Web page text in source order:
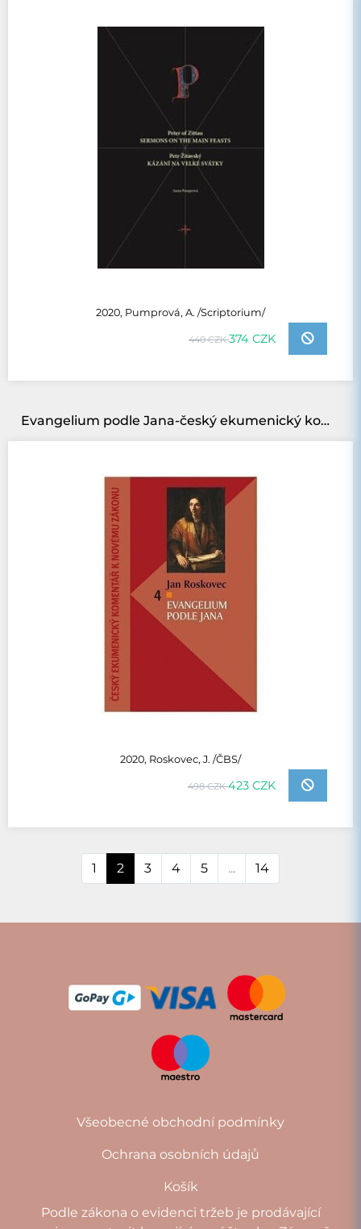
2020, Pumprová, A. /Scriptorium/
440 CZK374 CZK
Evangelium podle Jana-český ekumenický komentářk Novému zákonu
2020, Roskovec, J. /ČBS/
498 CZK423 CZK
1 2 3 4 5 ... 14
Všeobecné obchodní podmínky
Ochrana osobních údajů
Košík
Podle zákona o evidenci tržeb je prodávající